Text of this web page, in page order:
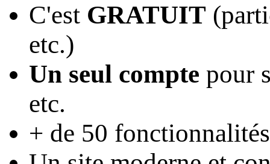
C'est GRATUIT
etc.)
Un seul compte pour
etc.
+ de 50